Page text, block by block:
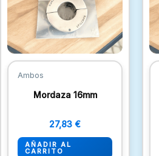
Ambos
Mordaza 16mm
27,83 €
AÑADIR AL
CARRITO